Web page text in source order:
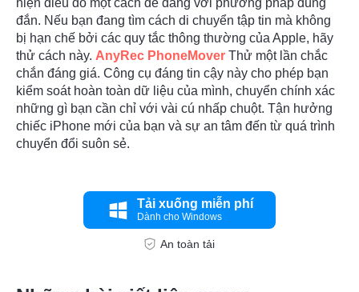
hiện điều đó một cách dễ dàng với phương pháp đúng
đắn. Nếu bạn đang tìm cách di chuyển tập tin mà không
bị hạn chế bởi các quy tắc thông thường của Apple, hãy
thử cách này. AnyRec PhoneMover Thử một lần chắc
chắn đáng giá. Công cụ đáng tin cậy này cho phép bạn
kiểm soát hoàn toàn dữ liệu của mình, chuyển chính xác
những gì bạn cần chỉ với vài cú nhấp chuột. Tận hưởng
chiếc iPhone mới của bạn và sự an tâm đến từ quá trình
chuyển đổi suôn sẻ.
Tải xuống miễn phí
Dành cho Windows
An toàn tải